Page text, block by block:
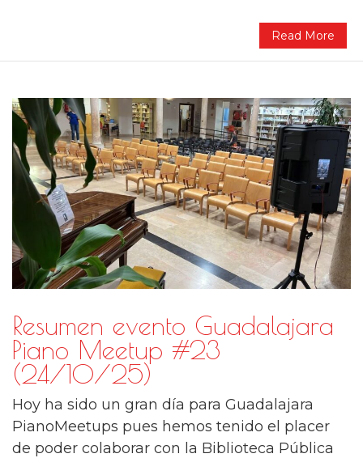
Read More
Resumen evento Guadalajara
Piano Meetup #23
(24/10/25)
Hoy ha sido un gran día para Guadalajara
PianoMeetups pues hemos tenido el placer
de poder colaborar con la Biblioteca Pública